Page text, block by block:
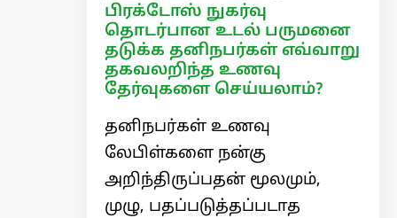
பிரக்டோஸ் நுகர்வு
தொடர்பான உடல் பருமனை
தடுக்க தனிநபர்கள் எவ்வாறு
தகவலறிந்த உணவு
தேர்வுகளை செய்யலாம்?
தனிநபர்கள் உணவு
லேபிள்களை நன்கு
அறிந்திருப்பதன் மூலமும்,
முழு, பதப்படுத்தப்படாத